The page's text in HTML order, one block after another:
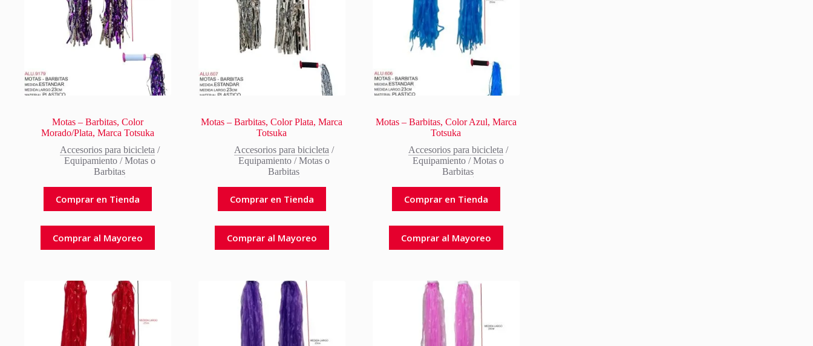
Motas – Barbitas, Color
Morado/Plata, Marca Totsuka
Accesorios para bicicleta /
Equipamiento/Motas o
Barbitas
Comprar en Tienda
Comprar al Mayoreo
Motas – Barbitas, Color Plata, Marca
Totsuka
Accesorios para bicicleta /
Equipamiento/Motas o
Barbitas
Comprar en Tienda
Comprar al Mayoreo
Motas – Barbitas, Color Azul, Marca
Totsuka
Accesorios para bicicleta /
Equipamiento/Motas o
Barbitas
Comprar en Tienda
Comprar al Mayoreo